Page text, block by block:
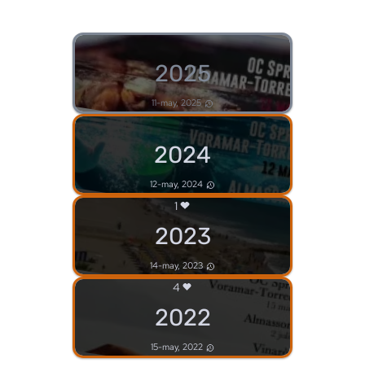
2025
11-may, 2025
2024
12-may, 2024
1
2023
14-may, 2023
4
2022
15-may, 2022